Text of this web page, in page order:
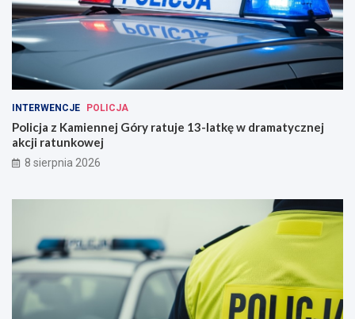
INTERWENCJE POLICJA
Policja z Kamiennej Góry ratuje 13-latkę w dramatycznej
akcji ratunkowej
8 sierpnia 2026